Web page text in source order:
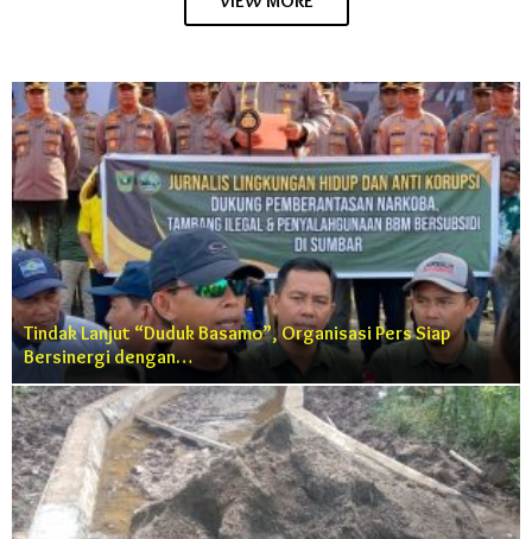
Tindak Lanjut “Duduk Basamo”, Organisasi Pers Siap
Bersinergi dengan…